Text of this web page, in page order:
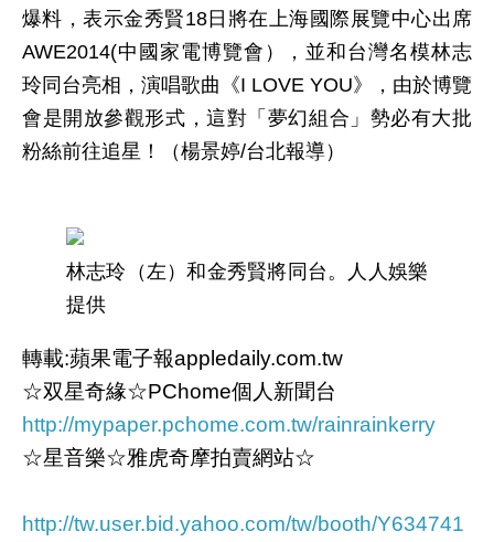
爆料，表示金秀賢18日將在上海國際展覽中心出席
AWE2014(中國家電博覽會），並和台灣名模林志
玲同台亮相，演唱歌曲《I LOVE YOU》，由於博覽
會是開放參觀形式，這對「夢幻組合」勢必有大批
粉絲前往追星！（楊景婷/台北報導）
林志玲（左）和金秀賢將同台。人人娛樂
提供
轉載:蘋果電子報appledaily.com.tw
☆双星奇緣☆PChome個人新聞台
http://mypaper.pchome.com.tw/rainrainkerry
☆星音樂☆雅虎奇摩拍賣網站☆
http://tw.user.bid.yahoo.com/tw/booth/Y634741